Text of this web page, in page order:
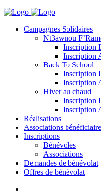
Campagnes Solidaires
Nt3awnou
Inscription
Inscription
Back To School
Inscription
Inscription
Hiver au chaud
Inscription
Inscription
Réalisations
Associations
Inscriptions
Bénévoles
Associations
Demandes de bénévolat
Offres de bénévolat